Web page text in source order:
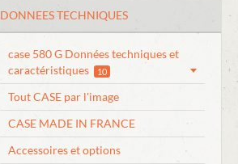
DONNEES TECHNIQUES
case 580 G Données techniques et
caractéristiques
10
Tout CASE par l'image
CASE MADE IN FRANCE
Accessoires et options